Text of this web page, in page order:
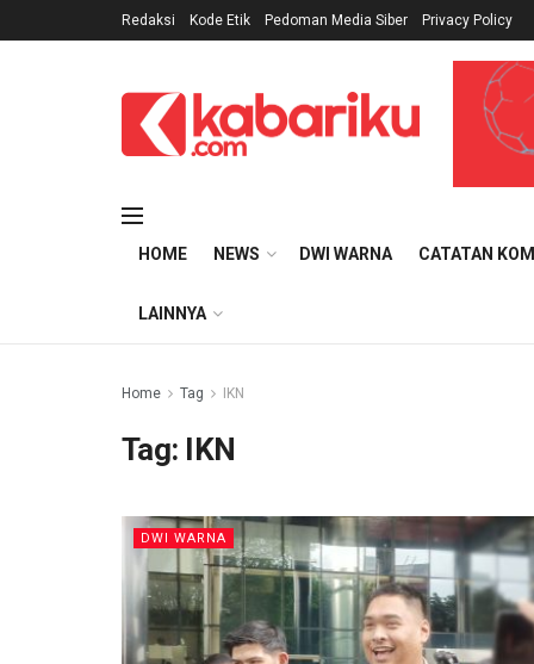
Redaksi Kode Etik Pedoman Media Siber Privacy Policy
HOME NEWS DWI WARNA CATATAN
LAINNYA
Home Tag IKN
Tag: IKN
DWI WARNA